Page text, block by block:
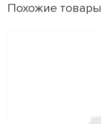
Похожие товары